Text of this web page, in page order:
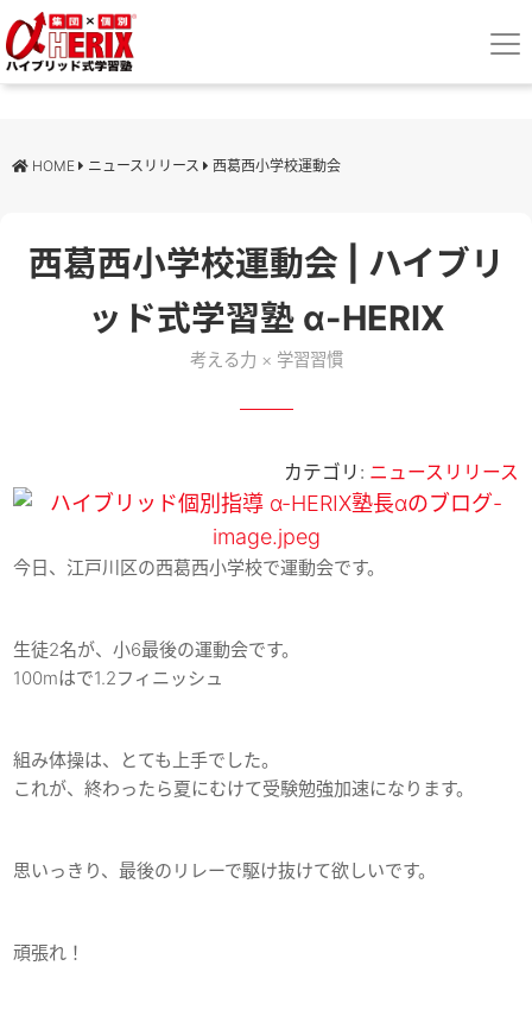
HOME ニュースリリース 西葛西小学校運動会
西葛西小学校運動会 | ハイブリ
ッド式学習塾 α-HERIX
考える力 × 学習習慣
カテゴリ: ニュースリリース
今日、江戸川区の西葛西小学校で運動会です。
生徒2名が、小6最後の運動会です。
100mはで1.2フィニッシュ
組み体操は、とても上手でした。
これが、終わったら夏にむけて受験勉強加速になります。
思いっきり、最後のリレーで駆け抜けて欲しいです。
頑張れ！